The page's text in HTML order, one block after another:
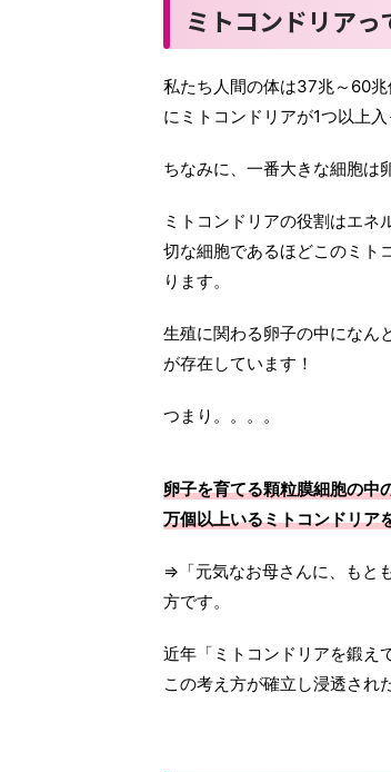
ミトコンドリアっ
私たち人間の体は37兆～60
にミトコンドリアが1つ以上入
ちなみに、一番大きな細胞は
ミトコンドリアの役割はエネ
切な細胞であるほどこのミト
ります。
生殖に関わる卵子の中になん
が存在しています！
つまり。。。。
卵子を育てる顆粒膜細胞の中
万個以上いるミトコンドリア
⇒「元気なお母さんに、もと
方です。
近年「ミトコンドリアを鍛え
この考え方が確立し浸透され